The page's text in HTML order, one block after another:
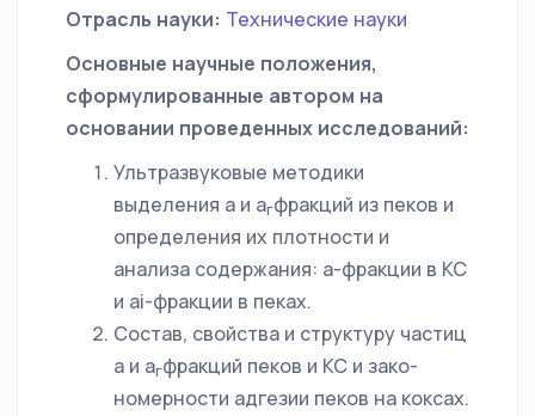
Отрасль науки: Технические науки
Основные научные положения,
сформулированные автором на
основании проведенных исследований:
Ультразвуковые методики
выделения а и агфракций из пеков и
опреде­ления их плотности и
анализа содержания: а-фракции в КС
и ai-фракции в пе­ках.
Состав, свойства и структуру частиц
а и агфракций пеков и КС и зако­
номерности адгезии пеков на коксах.